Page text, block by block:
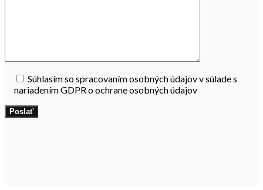
Súhlasím so spracovaním osobných údajov v súlade s
nariadením GDPR o ochrane osobných údajov